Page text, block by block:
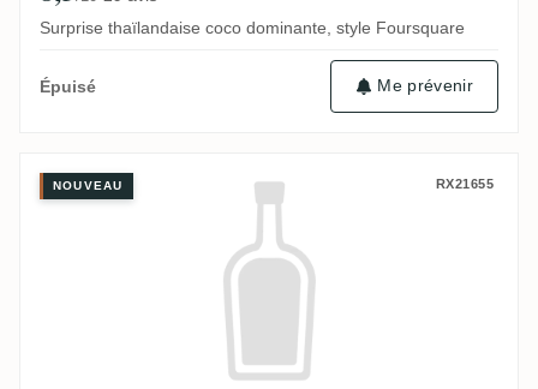
Surprise thaïlandaise coco dominante, style Foursquare
Épuisé Me prévenir
Wolfgang Klotz Spirits Travellers
NOUVEAU RX21655